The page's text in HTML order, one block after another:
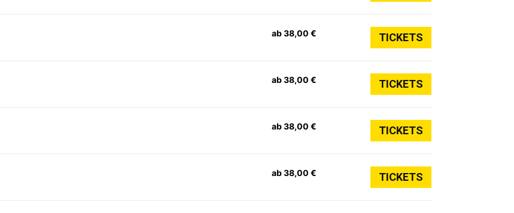
ab 38,00 € TICKETS
ab 38,00 € TICKETS
ab 38,00 € TICKETS
ab 38,00 € TICKETS